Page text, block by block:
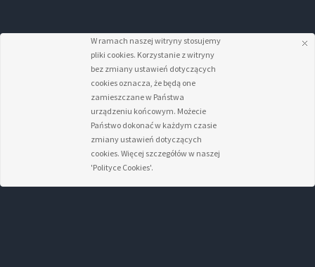
W ramach naszej witryny stosujemy
pliki cookies. Korzystanie z witryny
bez zmiany ustawień dotyczących
cookies oznacza, że będą one
zamieszczane w Państwa
urządzeniu końcowym. Możecie
Państwo dokonać w każdym czasie
zmiany ustawień dotyczących
cookies. Więcej szczegółów w naszej
'Polityce Cookies'.